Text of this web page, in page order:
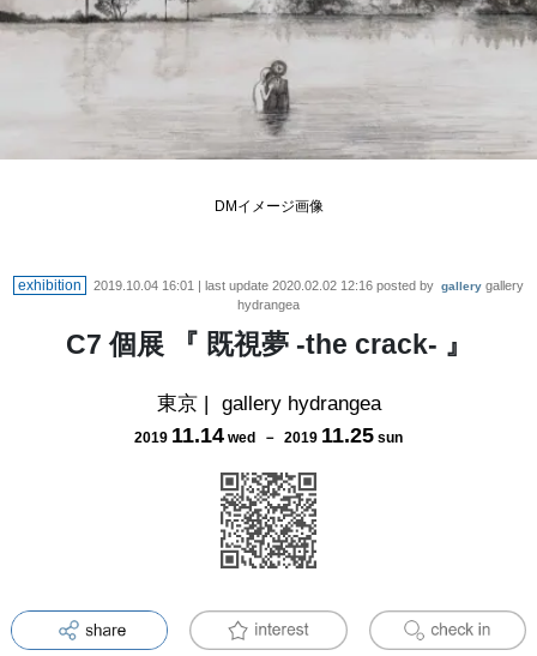
DMイメージ画像
exhibition 2019.10.04 16:01 | last update 2020.02.02 12:16 posted by gallery gallery
hydrangea
C7 個展 『 既視夢 -the crack- 』
東京| gallery hydrangea
2019 11.14 wed － 2019 11.25 sun